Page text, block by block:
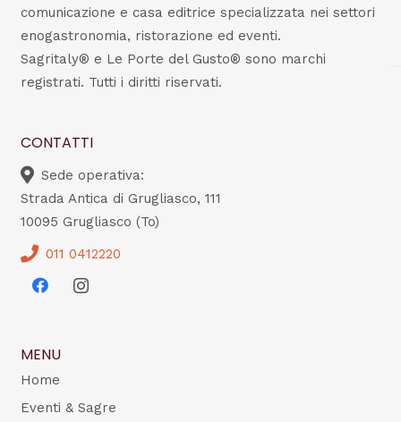
comunicazione e casa editrice specializzata nei settori
enogastronomia, ristorazione ed eventi.
Sagritaly® e Le Porte del Gusto® sono marchi
registrati. Tutti i diritti riservati.
CONTATTI
Sede operativa:
Strada Antica di Grugliasco, 111
10095 Grugliasco (To)
011 0412220
MENU
Home
Eventi & Sagre